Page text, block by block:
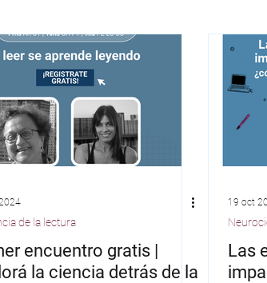
y educación Enseñanza de las
vida del bebé Diálogos sobre el ser
Schujman Jaan Valsiner Alicia
de la lectura
encuentro gratis |
la ciencia detrás de la
19 oct
Las